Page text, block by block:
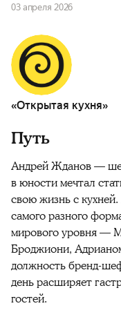
03 апреля 2026
«Открытая кухня»
Путь
Андрей Жданов —
в юности мечтал
свою жизнь с
самого разного
мирового уровня —
Броджиони,
должность бренд-
день расширяет
гостей.